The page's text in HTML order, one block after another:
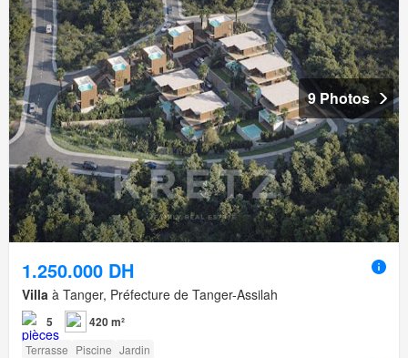
9 Photos
1.250.000 DH
Villa à Tanger, Préfecture de Tanger-Assilah
5 420 m²
Terrasse Piscine Jardin